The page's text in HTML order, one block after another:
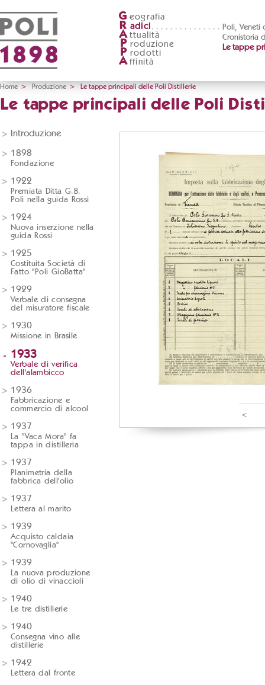
G eografia
R adici
Poli, Veneti
Cronistoria
Le tappe
A ttualità
P roduzione
P rodotti
A ffinità
Home > Produzione > Le tappe principali delle Poli Distillerie
Le tappe principali delle Poli
Introduzione
1898
Fondazione
1922
Premiata Ditta G.B.
Poli nella guida Rossi
1924
Nuova inserzione nella
guida Rossi
1925
Costituita Società di
Fatto "Poli GioBatta"
1929
Verbale di consegna
del misuratore fiscale
1930
Missione in Brasile
1933
Verbale di verifica
dell'alambicco
1936
Fabbricazione e
commercio di alcool
1937
La "Vaca Mora" fa
tappa in distilleria
1937
Planimetria della
fabbrica dell'olio
1937
Lettera al marito
1939
Acquisto caldaia
"Cornovaglia"
1939
La nuova produzione
di olio di vinaccioli
1940
Le tre distillerie
1940
Consegna vino alle
distillerie
1942
Lettera dal fronte
<